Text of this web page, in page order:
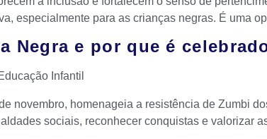
especialmente para as crianças negras. É uma
Negra e por que é
novembro, homenageia a resistência de Zumbi
sociais, reconhecer conquistas e valorizar